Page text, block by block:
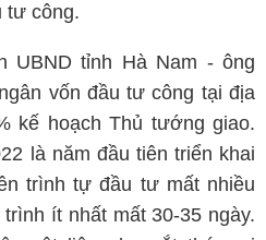
tư công.
UBND tỉnh Hà Nam - ông
vốn đầu tư công tại địa
kế hoạch Thủ tướng giao.
là năm đầu tiên triển khai
trình tự đầu tư mất nhiều
ít nhất mất 30-35 ngày.